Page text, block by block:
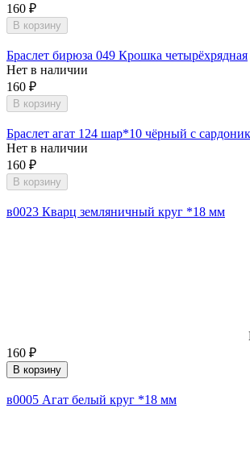
160 ₽
В корзину
Браслет бирюза 049 Крошка четырёхрядная
Нет в наличии
160 ₽
В корзину
Браслет агат 124 шар*10 чёрный с
Нет в наличии
160 ₽
В корзину
в0023 Кварц земляничный круг *18 мм
160 ₽
В корзину
в0005 Агат белый круг *18 мм